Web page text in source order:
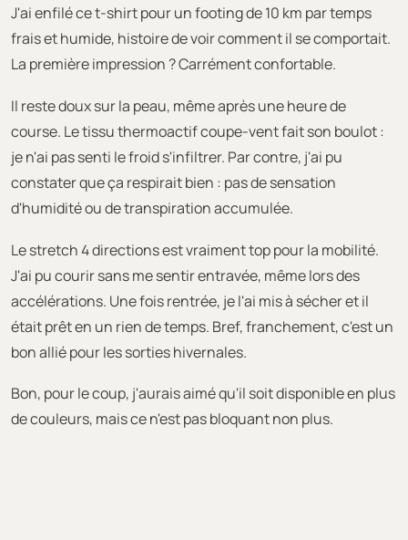
J'ai enfilé ce t-shirt pour un footing de 10 km par temps
frais et humide, histoire de voir comment il se comportait.
La première impression ? Carrément confortable.
Il reste doux sur la peau, même après une heure de
course. Le tissu thermoactif coupe-vent fait son boulot :
je n'ai pas senti le froid s'infiltrer. Par contre, j'ai pu
constater que ça respirait bien : pas de sensation
d'humidité ou de transpiration accumulée.
Le stretch 4 directions est vraiment top pour la mobilité.
J'ai pu courir sans me sentir entravée, même lors des
accélérations. Une fois rentrée, je l'ai mis à sécher et il
était prêt en un rien de temps. Bref, franchement, c'est un
bon allié pour les sorties hivernales.
Bon, pour le coup, j'aurais aimé qu'il soit disponible en plus
de couleurs, mais ce n'est pas bloquant non plus.